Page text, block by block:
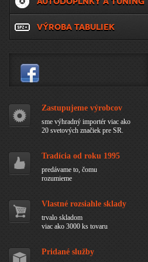
VÝROBA TABULIEK
Zastupujeme výrobcov
sme výhradný importér viac ako
20 svetových značiek pre SR.
Tradícia od roku 1995
predávame to, čomu
rozumieme
Vlastné rozsiahle sklady
trvalo skladom
viac ako 3000 ks tovaru
Pridané služby